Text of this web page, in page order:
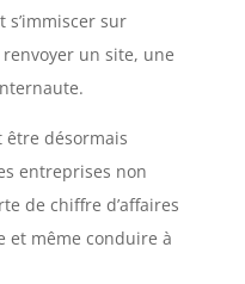
s’immiscer sur
un site, une
être désormais
entreprises non
de chiffre d’affaires
et même conduire à